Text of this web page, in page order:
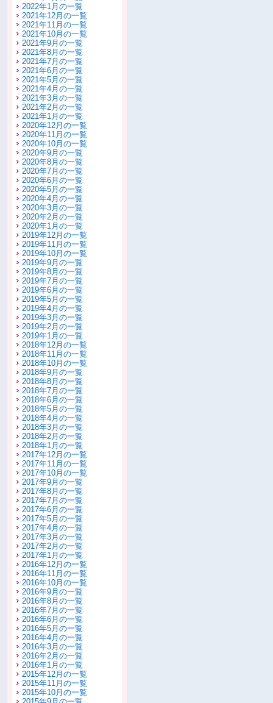
2022年1月の一覧
2021年12月の一覧
2021年11月の一覧
2021年10月の一覧
2021年9月の一覧
2021年8月の一覧
2021年7月の一覧
2021年6月の一覧
2021年5月の一覧
2021年4月の一覧
2021年3月の一覧
2021年2月の一覧
2021年1月の一覧
2020年12月の一覧
2020年11月の一覧
2020年10月の一覧
2020年9月の一覧
2020年8月の一覧
2020年7月の一覧
2020年6月の一覧
2020年5月の一覧
2020年4月の一覧
2020年3月の一覧
2020年2月の一覧
2020年1月の一覧
2019年12月の一覧
2019年11月の一覧
2019年10月の一覧
2019年9月の一覧
2019年8月の一覧
2019年7月の一覧
2019年6月の一覧
2019年5月の一覧
2019年4月の一覧
2019年3月の一覧
2019年2月の一覧
2019年1月の一覧
2018年12月の一覧
2018年11月の一覧
2018年10月の一覧
2018年9月の一覧
2018年8月の一覧
2018年7月の一覧
2018年6月の一覧
2018年5月の一覧
2018年4月の一覧
2018年3月の一覧
2018年2月の一覧
2018年1月の一覧
2017年12月の一覧
2017年11月の一覧
2017年10月の一覧
2017年9月の一覧
2017年8月の一覧
2017年7月の一覧
2017年6月の一覧
2017年5月の一覧
2017年4月の一覧
2017年3月の一覧
2017年2月の一覧
2017年1月の一覧
2016年12月の一覧
2016年11月の一覧
2016年10月の一覧
2016年9月の一覧
2016年8月の一覧
2016年7月の一覧
2016年6月の一覧
2016年5月の一覧
2016年4月の一覧
2016年3月の一覧
2016年2月の一覧
2016年1月の一覧
2015年12月の一覧
2015年11月の一覧
2015年10月の一覧